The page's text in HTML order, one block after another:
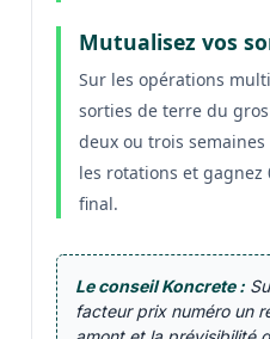
Mutualisez vos
Sur les opérations
sorties de terre du
deux ou trois
les rotations et gagnez
final.
Le conseil Koncrete :
facteur prix numéro un